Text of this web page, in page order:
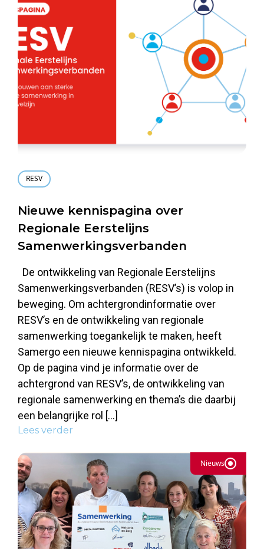
RESV
Nieuwe kennispagina over
Regionale Eerstelijns
Samenwerkingsverbanden
De ontwikkeling van Regionale Eerstelijns
Samenwerkingsverbanden (RESV’s) is volop in
beweging. Om achtergrondinformatie over
RESV’s en de ontwikkeling van regionale
samenwerking toegankelijk te maken, heeft
Samergo een nieuwe kennispagina ontwikkeld.
Op de pagina vind je informatie over de
achtergrond van RESV’s, de ontwikkeling van
regionale samenwerking en thema’s die daarbij
een belangrijke rol […]
Lees verder
Nieuws